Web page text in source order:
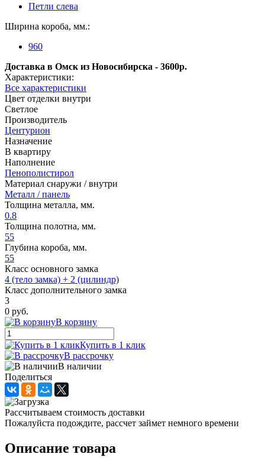
Петли слева
Ширина короба, мм.:
960
Доставка в Омск из Новосибирска - 3600р.
Характеристики:
Все характеристики
Цвет отделки внутри
Светлое
Производитель
Центурион
Назначение
В квартиру
Наполнение
Пенополистирол
Материал снаружи / внутри
Металл / панель
Толщина металла, мм.
0.8
Толщина полотна, мм.
55
Глубина короба, мм.
55
Класс основного замка
4 (тело замка) + 2 (цилиндр)
Класс дополнительного замка
3
0 руб.
В корзину
Купить в 1 клик
В рассрочку
В наличии
Поделиться
Рассчитываем стоимость доставки
Пожалуйста подождите, рассчет займет немного времени
Описание товара